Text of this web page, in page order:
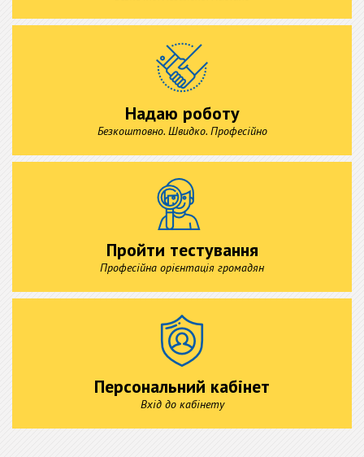
Надаю роботу
Безкоштовно. Швидко. Професійно
Пройти тестування
Професійна орієнтація громадян
Персональний кабінет
Вхід до кабінету